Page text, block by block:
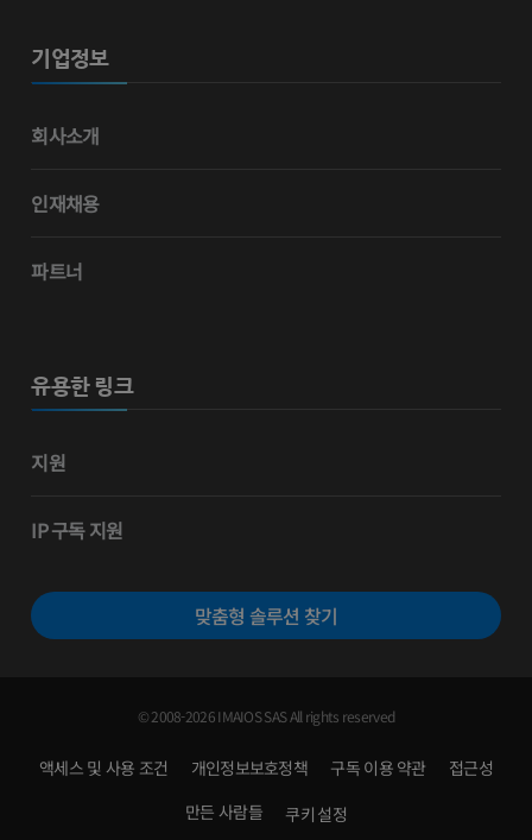
기업정보
회사소개
인재채용
파트너
유용한 링크
지원
IP 구독 지원
맞춤형 솔루션 찾기
© 2008-2026 IMAIOS SAS All rights reserved
액세스 및 사용 조건 개인정보보호정책 구독 이용 약관
접근성
만든 사람들
쿠키 설정